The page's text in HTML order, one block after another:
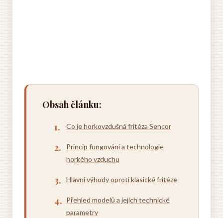
Obsah článku:
Co je horkovzdušná fritéza Sencor
Princip fungování a technologie
horkého vzduchu
Hlavní výhody oproti klasické fritéze
Přehled modelů a jejich technické
parametry